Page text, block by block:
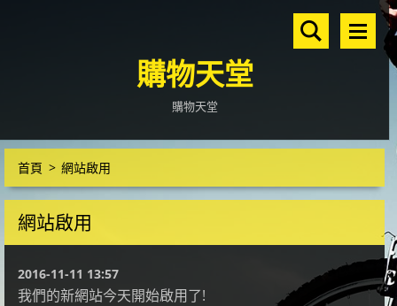
購物天堂
購物天堂
首頁 > 網站啟用
網站啟用
2016-11-11 13:57
我們的新網站今天開始啟用了!